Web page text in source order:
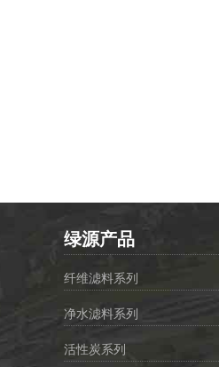
绿源产品
纤维滤料系列
净水滤料系列
活性炭系列